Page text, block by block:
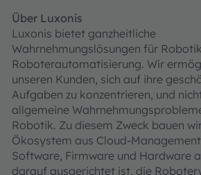
Über Luxonis
Luxonis bietet ganzheitliche
Wahrnehmungslösungen für
Roboterautomatisierung. Wir
unseren Kunden, sich auf ihre
Aufgaben zu konzentrieren, und
allgemeine
Robotik. Zu diesem Zweck bauen
Ökosystem aus Cloud-
Software, Firmware und Hardware
darauf ausgerichtet ist, die